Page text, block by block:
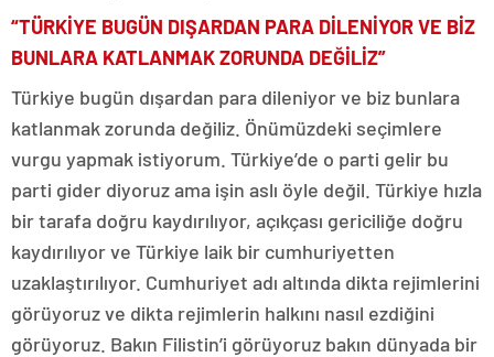
“TÜRKİYE BUGÜN DIŞARDAN PARA DİLENİYOR VE BİZ
BUNLARA KATLANMAK ZORUNDA DEĞİLİZ”
Türkiye bugün dışardan para dileniyor ve biz bunlara
katlanmak zorunda değiliz. Önümüzdeki seçimlere
vurgu yapmak istiyorum. Türkiye’de o parti gelir bu
parti gider diyoruz ama işin aslı öyle değil. Türkiye hızla
bir tarafa doğru kaydırılıyor, açıkçası gericiliğe doğru
kaydırılıyor ve Türkiye laik bir cumhuriyetten
uzaklaştırılıyor. Cumhuriyet adı altında dikta rejimlerini
görüyoruz ve dikta rejimlerin halkını nasıl ezdiğini
görüyoruz. Bakın Filistin’i görüyoruz bakın dünyada bir